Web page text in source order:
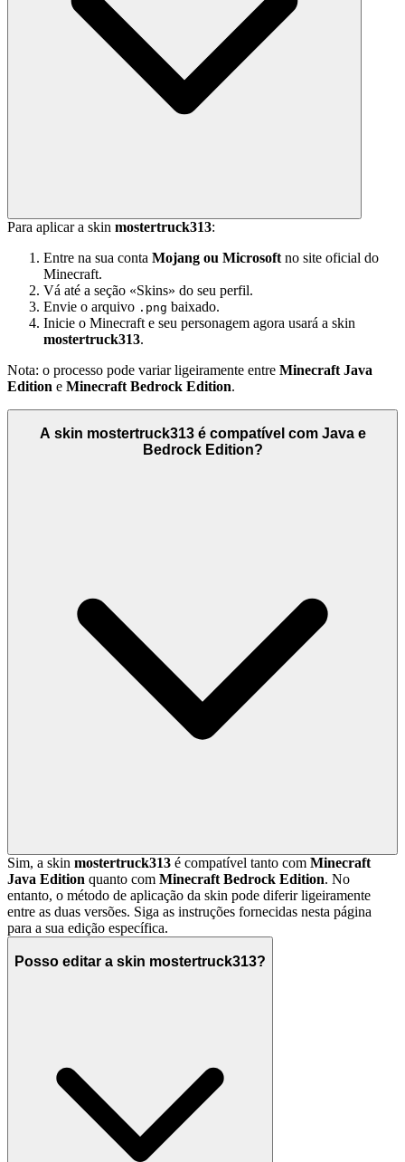
Para aplicar a skin mostertruck313:
Entre na sua conta Mojang ou Microsoft no site oficial do
Minecraft.
Vá até a seção «Skins» do seu perfil.
Envie o arquivo .png baixado.
Inicie o Minecraft e seu personagem agora usará a skin
mostertruck313.
Nota: o processo pode variar ligeiramente entre Minecraft Java
Edition e Minecraft Bedrock Edition.
A skin mostertruck313 é compatível com Java e
Bedrock Edition?
Sim, a skin mostertruck313 é compatível tanto com Minecraft
Java Edition quanto com Minecraft Bedrock Edition. No
entanto, o método de aplicação da skin pode diferir ligeiramente
entre as duas versões. Siga as instruções fornecidas nesta página
para a sua edição específica.
Posso editar a skin mostertruck313?